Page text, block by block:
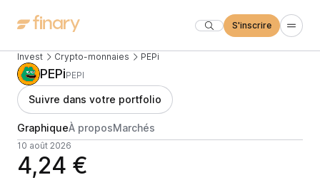
S'inscrire
Invest Crypto-monnaies PEPi
PEPiPEPI
Suivre dans votre portfolio
GraphiqueÀ proposMarchés
10 août 2026
4,24 €